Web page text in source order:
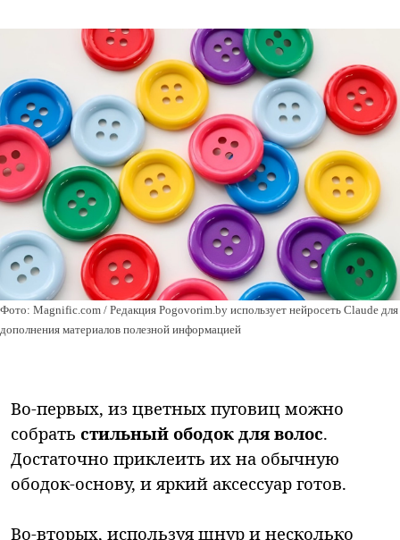
Фото: Magnific.com / Редакция Pogovorim.by использует нейросеть Claude для
дополнения материалов полезной информацией
Во-первых, из цветных пуговиц можно
собрать стильный ободок для волос.
Достаточно приклеить их на обычную
ободок-основу, и яркий аксессуар готов.
Во-вторых, используя шнур и несколько